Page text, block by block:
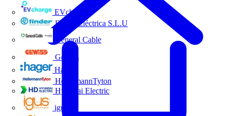
EVcharge
Finder Eléctrica S.L.U
General Cable
Gewiss
Hager
HellermannTyton
Hyundai Electric
igus